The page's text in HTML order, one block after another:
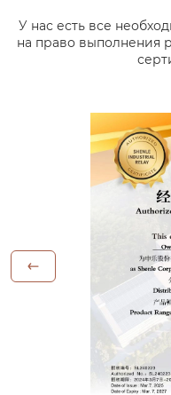
У нас есть все
на право выполнения